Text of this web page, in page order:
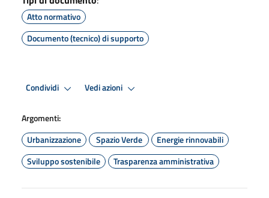
Atto normativo
Documento (tecnico) di supporto
Condividi Vedi azioni
Argomenti:
Urbanizzazione
Spazio Verde
Energie rinnovabili
Sviluppo sostenibile
Trasparenza amministrativa